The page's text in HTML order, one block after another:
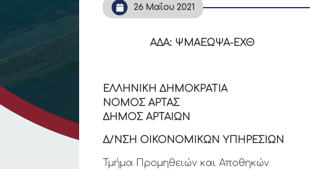
26 Μαΐου 2021
ΑΔΑ: ΨΜΑΕΩΨΑ-ΕΧΘ
ΕΛΛΗΝΙΚΗ ΔΗΜΟΚΡΑΤΙΑ
ΝΟΜΟΣ
ΔΗΜΟΣ
Δ/ΝΣΗ ΟΙΚΟΝΟΜΙΚΩΝ ΥΠΗΡΕΣΙΩΝ
Τμήμα Προμηθειών και Αποθηκών